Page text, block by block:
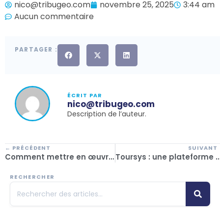
nico@tribugeo.com novembre 25, 2025
3:44 am
Aucun commentaire
PARTAGER :
ÉCRIT PAR
nico@tribugeo.com
Description de l’auteur.
← PRÉCÉDENT
Comment mettre en œuvre un nouveau système de gestion du tourisme sans nuire à l’expérience des passagers ? Toursys : une plateforme
RECHERCHER